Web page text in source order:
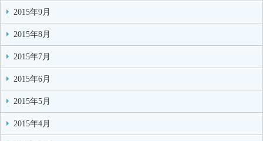
2015年9月
2015年8月
2015年7月
2015年6月
2015年5月
2015年4月